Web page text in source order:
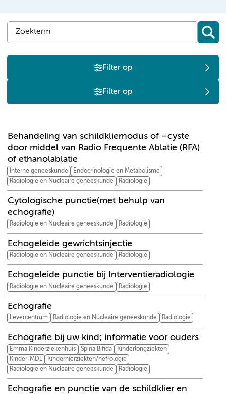
Filter op
Filter op
Behandeling van schildkliernodus of –cyste
door middel van Radio Frequente Ablatie (RFA)
of ethanolablatie
Interne geneeskunde
Endocrinologie en Metabolisme
Radiologie en Nucleaire geneeskunde
Radiologie
Cytologische punctie(met behulp van
echografie)
Radiologie en Nucleaire geneeskunde Radiologie
Echogeleide gewrichtsinjectie
Radiologie en Nucleaire geneeskunde Radiologie
Echogeleide punctie bij Interventieradiologie
Radiologie en Nucleaire geneeskunde Radiologie
Echografie
Levercentrum Radiologie en Nucleaire geneeskunde Radiologie
Echografie bij uw kind; informatie voor ouders
Emma Kinderziekenhuis Spina Bifida
Kinderlongziekten
Kinder-MDL
Kindernierziekten/nefrologie
Radiologie en Nucleaire geneeskunde
Radiologie
Echografie en punctie van de schildklier en